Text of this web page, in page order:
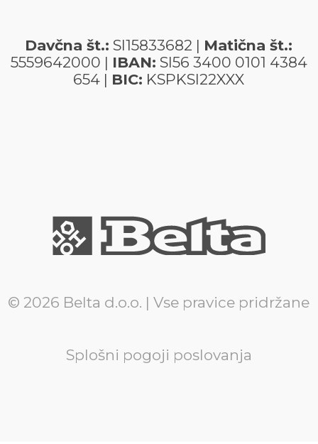
Davčna št.: SI15833682 | Matična št.:
5559642000 | IBAN: SI56 3400 0101 4384
654 | BIC: KSPKSI22XXX
© 2026 Belta d.o.o. | Vse pravice pridržane
Splošni pogoji poslovanja